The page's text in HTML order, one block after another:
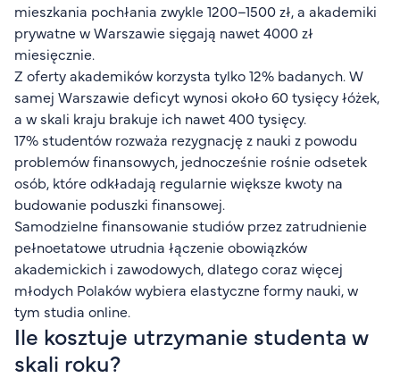
mieszkania pochłania zwykle 1200–1500 zł, a akademiki
prywatne w Warszawie sięgają nawet 4000 zł
miesięcznie.
Z oferty akademików korzysta tylko 12% badanych. W
samej Warszawie deficyt wynosi około 60 tysięcy łóżek,
a w skali kraju brakuje ich nawet 400 tysięcy.
17% studentów rozważa rezygnację z nauki z powodu
problemów finansowych, jednocześnie rośnie odsetek
osób, które odkładają regularnie większe kwoty na
budowanie poduszki finansowej.
Samodzielne finansowanie studiów przez zatrudnienie
pełnoetatowe utrudnia łączenie obowiązków
akademickich i zawodowych, dlatego coraz więcej
młodych Polaków wybiera elastyczne formy nauki, w
tym studia online.
Ile kosztuje utrzymanie studenta w
skali roku?